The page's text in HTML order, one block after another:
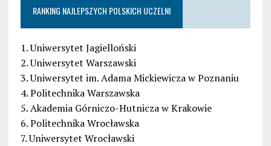
RANKING NAJLEPSZYCH POLSKICH UCZELNI
1. Uniwersytet Jagielloński
2. Uniwersytet Warszawski
3. Uniwersytet im. Adama Mickiewicza w Poznaniu
4. Politechnika Warszawska
5. Akademia Górniczo-Hutnicza w Krakowie
6. Politechnika Wrocławska
7. Uniwersytet Wrocławski